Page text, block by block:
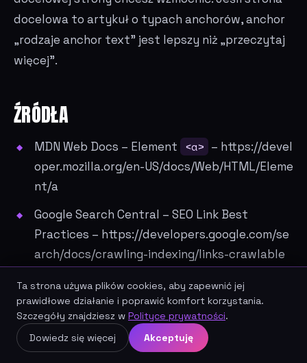
docelowa to artykuł o typach anchorów, anchor
„rodzaje anchor text" jest lepszy niż „przeczytaj
więcej".
ŹRÓDŁA
MDN Web Docs – Element <a> – https://devel
oper.mozilla.org/en-US/docs/Web/HTML/Eleme
nt/a
Google Search Central – SEO Link Best
Practices – https://developers.google.com/se
arch/docs/crawling-indexing/links-crawlable
Google Search Central – SEO Starter Guide –
ttps://developers.google.com/search/docs/fu
ndamentals/seo-starter-guide
Google Search Console – Raport Linki (Top
Umów darmową konsultację SEO
Ta strona używa plików cookies, aby zapewnić jej
prawidłowe działanie i poprawić komfort korzystania.
Szczegóły znajdziesz w Polityce prywatności.
Dowiedz się więcej
Akceptuję